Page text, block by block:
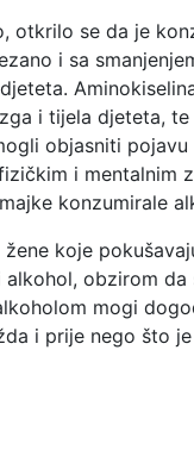
otkrilo se da je
i sa
i tijela djeteta,
objasniti pojavu
i mentalnim
konzumirale
žene koje
obzirom da
mogi
i prije nego što